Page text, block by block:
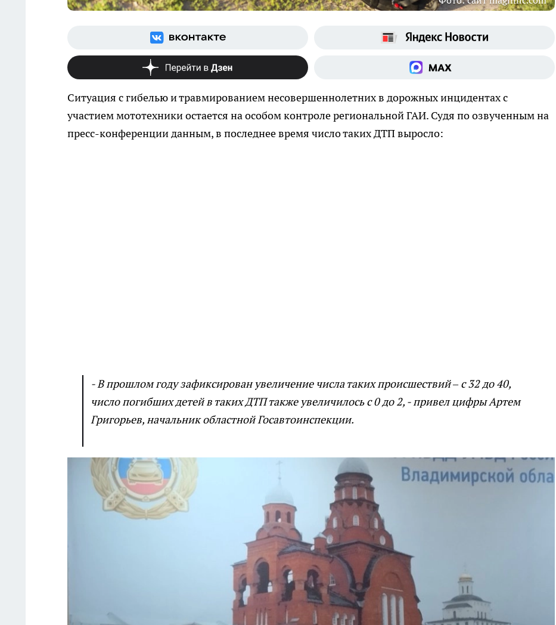
Ситуация с гибелью и травмированием несовершеннолетних в дорожных инцидентах с
участием мототехники остается на особом контроле региональной ГАИ. Судя по озвученным на
пресс-конференции данным, в последнее время число таких ДТП выросло:
- В прошлом году зафиксирован увеличение числа таких происшествий – с 32 до 40,
число погибших детей в таких ДТП также увеличилось с 0 до 2, - привел цифры Артем
Григорьев, начальник областной Госавтоинспекции.